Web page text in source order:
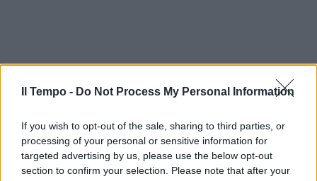
Il Tempo - Do Not Process My Personal Information
If you wish to opt-out of the sale, sharing to third parties, or
processing of your personal or sensitive information for
targeted advertising by us, please use the below opt-out
section to confirm your selection. Please note that after your